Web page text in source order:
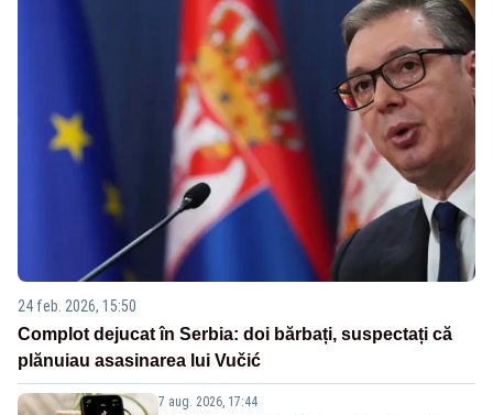
24 feb. 2026, 15:50
Complot dejucat în Serbia: doi bărbați, suspectați că
plănuiau asasinarea lui Vučić
7 aug. 2026, 17:44